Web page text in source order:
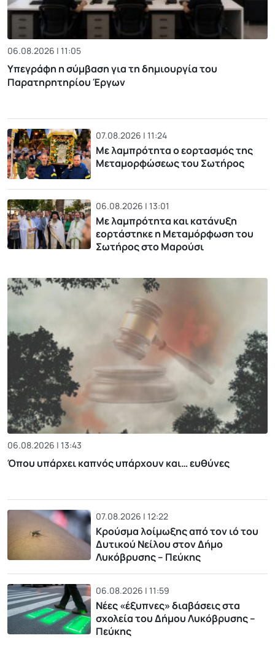
06.08.2026 | 11:05
Υπεγράφη η σύμβαση για τη δημιουργία του
Παρατηρητηρίου Έργων
07.08.2026 | 11:24
Με λαμπρότητα ο εορτασμός της
Μεταμορφώσεως του Σωτήρος
06.08.2026 | 13:01
Με λαμπρότητα και κατάνυξη
εορτάστηκε η Μεταμόρφωση του
Σωτήρος στο Μαρούσι
06.08.2026 | 13:43
Όπου υπάρχει καπνός υπάρχουν και… ευθύνες
07.08.2026 | 12:22
Κρούσμα λοίμωξης από τον ιό του
Δυτικού Νείλου στον Δήμο
Λυκόβρυσης – Πεύκης
06.08.2026 | 11:59
Νέες «έξυπνες» διαβάσεις στα
σχολεία του Δήμου Λυκόβρυσης –
Πεύκης